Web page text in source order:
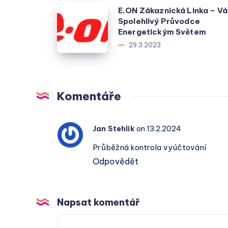
Zákaznická
Linka
–
Průvodce
Světem
E.ON Zákaznická Linka –
Spolehlivý Průvodce
Energetickým Světem
29.3.2023
Komentáře
Jan Stehlik on 13.2.2024
Průběžná kontrola vyúčtování
Odpovědět
Napsat komentář